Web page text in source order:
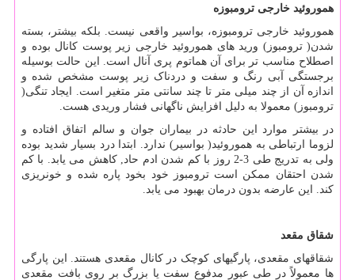
هموروئید خارجی ترومبوزه
هموروئید خارجی ترومبوزه، بواسیر واقعی نیست. بلکه بیشتر، بسته
شدن( ترومبوز) ورید های هموروئید خارجی زیر پوست کانال بوده و
اصطلاح مناسب تر برای آن هماتوم پری آنال است. این حالت بوسیله
برجستگی آبی رنگ و سفت و دردناک زیر پوست مشخص شده و
اندازه آن از چند میلی متر تا چند سانتی متر متغیر است. ایجاد تنگی(
ترومبوز) معمولا به دلیل افزایش ناگهانی فشار وریدی هست.
در بیشتر موارد این حادثه در بیماران جوان و سالم اتفاق افتاده و
لزوما ارتباطی به هموروئید( بواسیر) ندارد. ابتدا درد بسیار شدید بوده
ولی به تدریج طی 3-2 روز با کم شدن ادم حاد, کاهش می یابد. با کم
شدن احتقان ممکن است ترومبوز خود بخود پاره شده و خونریزی
کند. این عارضه بدون درمان بهبود می یابد.
شقاق مقعد
شقاق‏های مقعدی، پارگی‏های کوچک در کانال مقعدی هستند. این پارگی
ها معمولاً در طی عبور مدفوع سفت یا بزرگ بر روی بافت مقعدی